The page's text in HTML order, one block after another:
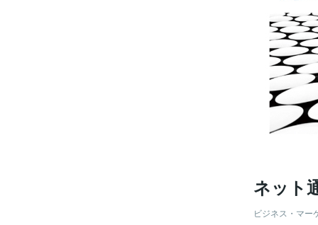
ネット
ビジネス・マー